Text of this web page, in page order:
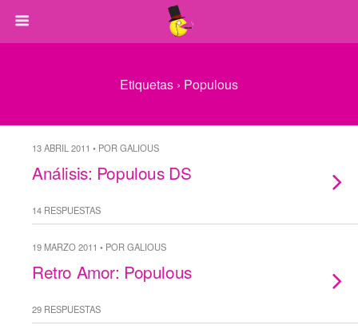
Etiquetas › Populous
13 ABRIL 2011 • POR GALIOUS
Análisis: Populous DS
14 RESPUESTAS
19 MARZO 2011 • POR GALIOUS
Retro Amor: Populous
29 RESPUESTAS